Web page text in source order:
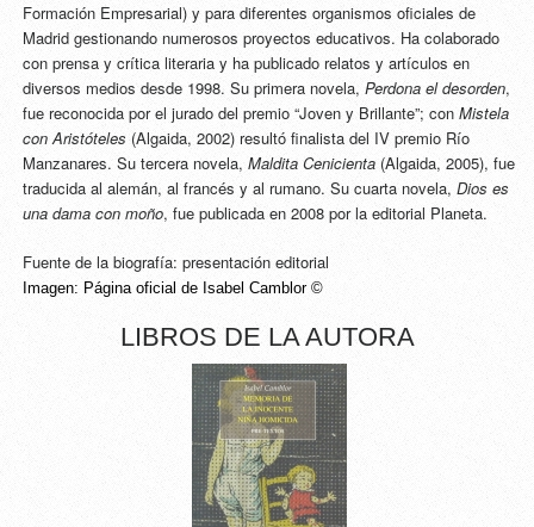
Formación Empresarial) y para diferentes organismos oficiales de
Madrid gestionando numerosos proyectos educativos. Ha colaborado
con prensa y crítica literaria y ha publicado relatos y artículos en
diversos medios desde 1998. Su primera novela,Perdona el desorden,
fue reconocida por el jurado del premio “Joven y Brillante”; conMistela
con Aristóteles(Algaida, 2002) resultó finalista del IV premio Río
Manzanares. Su tercera novela,Maldita Cenicienta (Algaida, 2005), fue
traducida al alemán, al francés y al rumano. Su cuarta novela,Dios es
una dama con moño, fue publicada en 2008 por la editorial Planeta.
Fuente de la biografía: presentación editorial
Imagen: Página oficial de Isabel Camblor ©
LIBROS DE LA AUTORA